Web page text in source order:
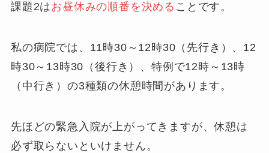
課題2はお昼休みの順番を決める ことです。
私の病院では、11時30～12時30（先行き）、12
時30～13時30（後行き）、特例で12時～13時
（中行き）の3種類の休憩時間があります。
先ほどの緊急入院が上がってきますが、休憩は
必ず取らないといけません。